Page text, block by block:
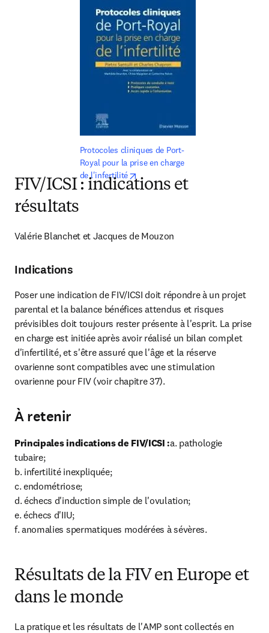
Protocoles cliniques de Port-
Royal pour la prise en charge
de l'infertilité
opens in new tab/window
FIV/ICSI : indications et
résultats
Valérie Blanchet et Jacques de Mouzon
Indications
Poser une indication de FIV/ICSI doit répondre à un projet
parental et la balance bénéfices attendus et risques
prévisibles doit toujours rester présente à l'esprit. La prise
en charge est initiée après avoir réalisé un bilan complet
d'infertilité, et s'être assuré que l'âge et la réserve
ovarienne sont compatibles avec une stimulation
ovarienne pour FIV (voir chapitre 37).
À retenir
Principales indications de FIV/ICSI :a. pathologie
tubaire;
b. infertilité inexpliquée;
c. endométriose;
d. échecs d'induction simple de l'ovulation;
e. échecs d'IIU;
f. anomalies spermatiques modérées à sévères.
Résultats de la FIV en Europe et
dans le monde
La pratique et les résultats de l'AMP sont collectés en